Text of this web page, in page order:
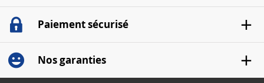
Paiement sécurisé
Nos garanties